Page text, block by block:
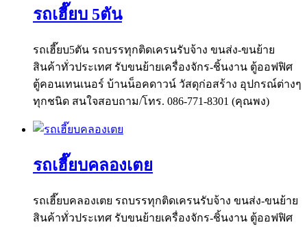
รถเฮี๊ยบ 5ตัน
รถเฮี๊ยบ5ตัน รถบรรทุกติดเครนรับจ้าง ขนส่ง-ขนย้าย
สินค้าทั่วประเทศ รับขนย้ายเครื่องจักร-ชิ้นงาน ตู้ออฟฟิศ
ตู้คอนเทนเนอร์ บ้านน็อคดาวน์ วัสดุก่อสร้าง อุปกรณ์ต่างๆ
ทุกชนิด สนใจสอบถาม/โทร. 086-771-8301 (คุณพง)
รถเฮี๊ยบคลองเตย
รถเฮี๊ยบคลองเตย รถบรรทุกติดเครนรับจ้าง ขนส่ง-ขนย้าย
สินค้าทั่วประเทศ รับขนย้ายเครื่องจักร-ชิ้นงาน ตู้ออฟฟิศ